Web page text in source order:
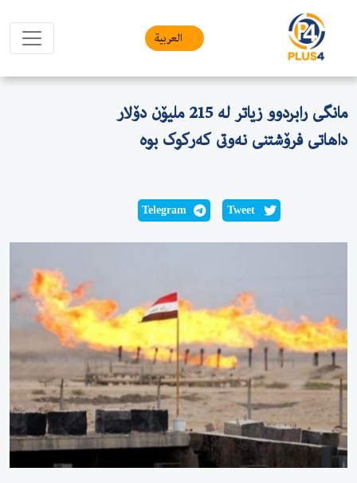
العربیة
مانگی رابردوو زیاتر لە 215 ملیۆن دۆلار
داهاتی فرۆشتنی نەوتى کەرکوک بوە
Tweet
Telegram